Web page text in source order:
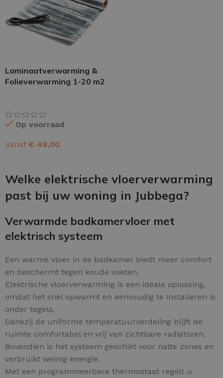
Laminaatverwarming &
Folieverwarming 1-20 m2
Op voorraad
Vanaf € 48,00
Welke elektrische vloerverwarming
past bij uw woning in Jubbega?
Verwarmde badkamervloer met
elektrisch systeem
Een warme vloer in de badkamer biedt meer comfort
en beschermt tegen koude voeten.
Elektrische vloerverwarming is een ideale oplossing,
omdat het snel opwarmt en eenvoudig te installeren is
onder tegels.
Dankzij de uniforme temperatuurverdeling blijft de
ruimte comfortabel en vrij van zichtbare radiatoren.
Bovendien is het systeem geschikt voor natte zones en
verbruikt weinig energie.
Met een programmeerbare thermostaat regelt u